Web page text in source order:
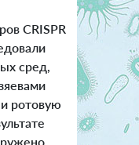
CRISPR
сред,
ротовую